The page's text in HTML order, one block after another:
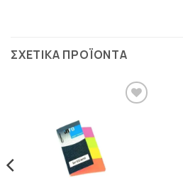
ΣΧΕΤΙΚΆ ΠΡΟΪΌΝΤΑ
ΕΠΙΘΥΜΙΏΝ